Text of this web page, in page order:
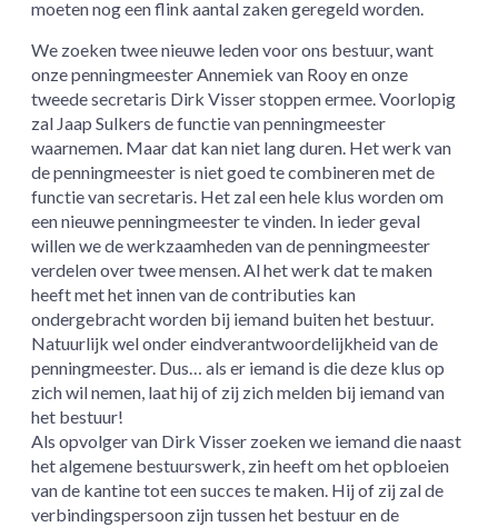
moeten nog een flink aantal zaken geregeld worden.
We zoeken twee nieuwe leden voor ons bestuur, want
onze penningmeester Annemiek van Rooy en onze
tweede secretaris Dirk Visser stoppen ermee. Voorlopig
zal Jaap Sulkers de functie van penningmeester
waarnemen. Maar dat kan niet lang duren. Het werk van
de penningmeester is niet goed te combineren met de
functie van secretaris. Het zal een hele klus worden om
een nieuwe penningmeester te vinden. In ieder geval
willen we de werkzaamheden van de penningmeester
verdelen over twee mensen. Al het werk dat te maken
heeft met het innen van de contributies kan
ondergebracht worden bij iemand buiten het bestuur.
Natuurlijk wel onder eindverantwoordelijkheid van de
penningmeester. Dus… als er iemand is die deze klus op
zich wil nemen, laat hij of zij zich melden bij iemand van
het bestuur!
Als opvolger van Dirk Visser zoeken we iemand die naast
het algemene bestuurswerk, zin heeft om het opbloeien
van de kantine tot een succes te maken. Hij of zij zal de
verbindingspersoon zijn tussen het bestuur en de